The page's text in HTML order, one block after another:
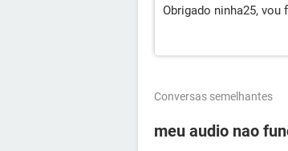
Obrigado ninha25,
Conversas semelhantes
meu audio nao